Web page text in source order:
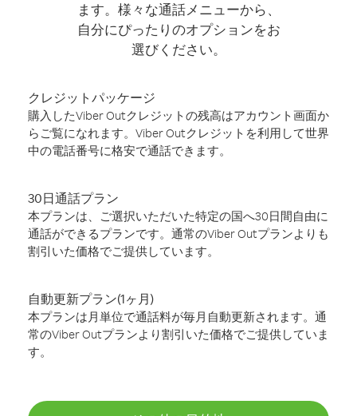
ます。様々な通話メニューから、
自分にぴったりのオプションをお
選びください。
クレジットパッケージ
購入したViber Outクレジットの残高はアカウント画面か
らご覧になれます。Viber Outクレジットを利用して世界
中の電話番号に格安で通話できます。
30日通話プラン
本プランは、ご選択いただいた特定の国へ30日間自由に
通話ができるプランです。通常のViber Outプランよりも
割引いた価格でご提供しています。
自動更新プラン(1ヶ月)
本プランは月単位で通話料が毎月自動更新されます。通
常のViber Outプランより割引いた価格でご提供していま
す。